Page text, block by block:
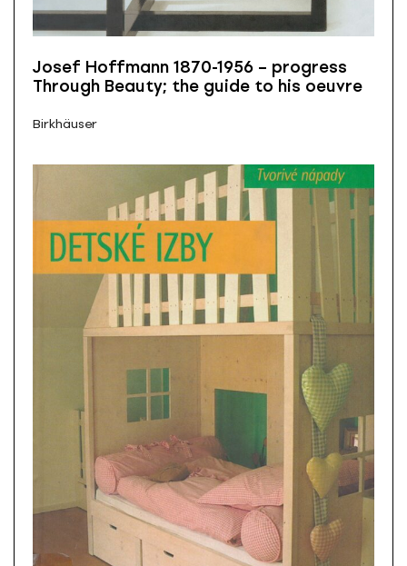
Josef Hoffmann 1870-1956 – progress
Through Beauty; the guide to his oeuvre
Birkhäuser